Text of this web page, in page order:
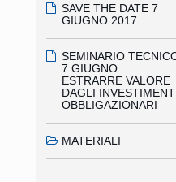
SAVE THE DATE 7
GIUGNO 2017
SEMINARIO
7 GIUGNO.
ESTRARRE VALORE
DAGLI
OBBLIGAZIONARI
MATERIALI